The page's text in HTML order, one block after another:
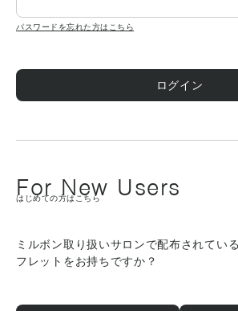
パスワードを忘れた方はこちら
ログイン
For New Users
はじめての方はこちら
ミルボン取り扱いサロンで配布されてい
フレットをお持ちですか？